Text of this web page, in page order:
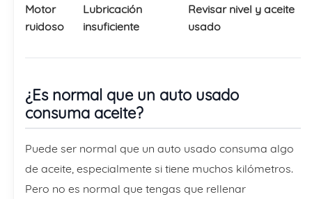
Motor
ruidoso
Lubricación
insuficiente
Revisar nivel y aceite
usado
¿Es normal que un auto usado
consuma aceite?
Puede ser normal que un auto usado consuma algo
de aceite, especialmente si tiene muchos kilómetros.
Pero no es normal que tengas que rellenar